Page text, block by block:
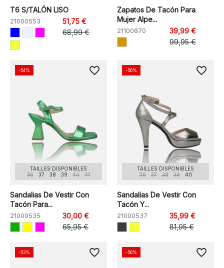
T6 S/TALÓN LISO
21000553
51,75 €
68,99 €
Zapatos De Tacón Para
Mujer Alpe...
21100870
39,99 €
99,95 €
TAILLES DISPONIBLES
36
37 38 39 40 41
Sandalias De Vestir Con
Tacón Para...
21000535
30,00 €
65,95 €
-54% favorite_border
TAILLES DISPONIBLES
36
37 38 39 40
Sandalias De Vestir Con
Tacón Y...
21000537
35,99 €
81,95 €
-56% favorite_border
-53% favorite_border -56% favorite_border